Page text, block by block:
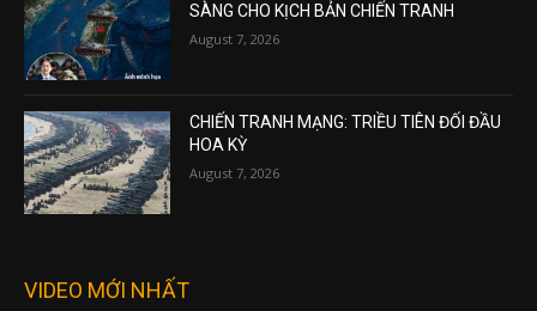
SÀNG CHO KỊCH BẢN CHIẾN TRANH
August 7, 2026
CHIẾN TRANH MẠNG: TRIỀU TIÊN ĐỐI ĐẦU
HOA KỲ
August 7, 2026
VIDEO MỚI NHẤT